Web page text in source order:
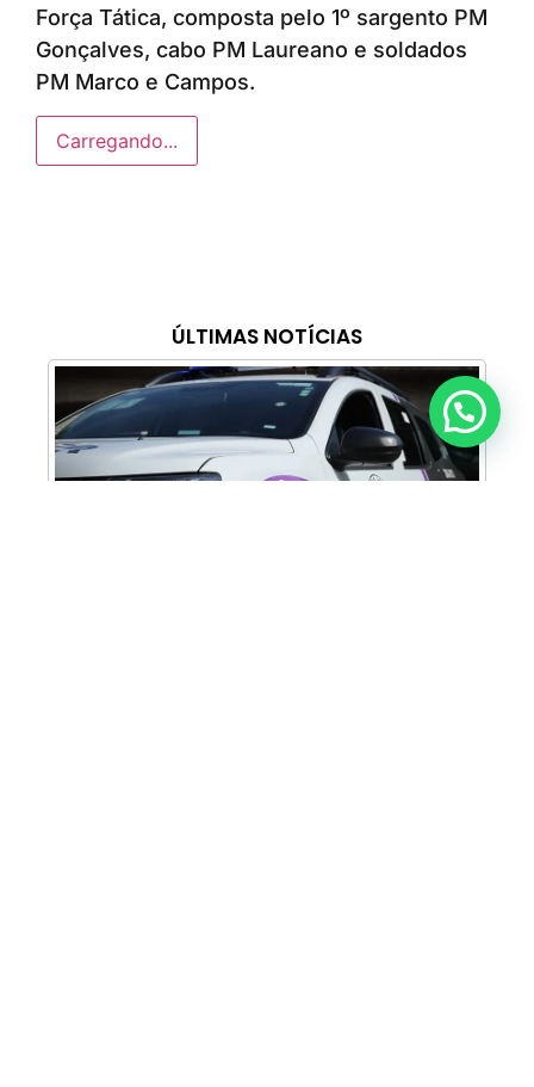
ÚLTIMAS NOTÍCIAS
Força Tática, composta pelo 1º sargento PM
Gonçalves, cabo PM Laureano e soldados
PM Marco e Campos.
Carregando...
Anunciar ou recomendar matéria